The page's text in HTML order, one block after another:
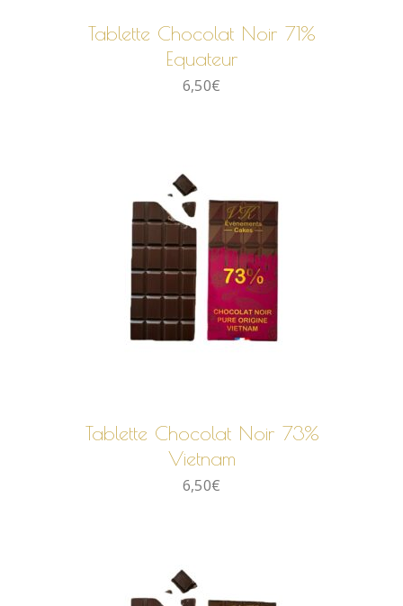
Tablette Chocolat Noir 71%
Equateur
6,50€
Tablette Chocolat Noir 73%
Vietnam
6,50€